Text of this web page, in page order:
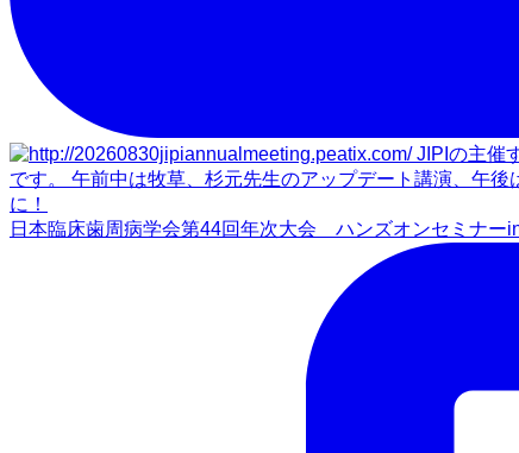
日本臨床歯周病学会第44回年次大会 ハンズオンセミナー